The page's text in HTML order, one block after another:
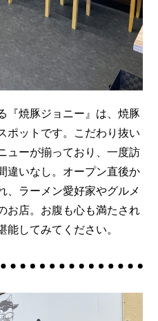
『焼豚ジョニー』は、焼豚
ポットです。こだわり抜い
ューが揃っており、一度訪
違いなし。オープン直後か
、ラーメン愛好家やグルメ
お店。お腹も心も満たされ
してみてください。